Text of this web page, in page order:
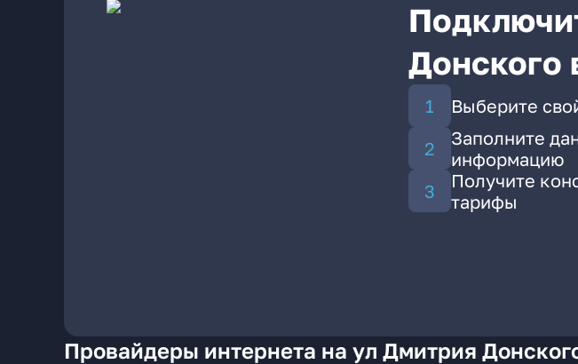
Донского
Выберите
Заполните
информацию
Получите
тарифы
Провайдеры интернета на ул Дмитрия